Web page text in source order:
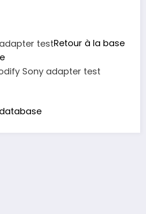
Retour à la base